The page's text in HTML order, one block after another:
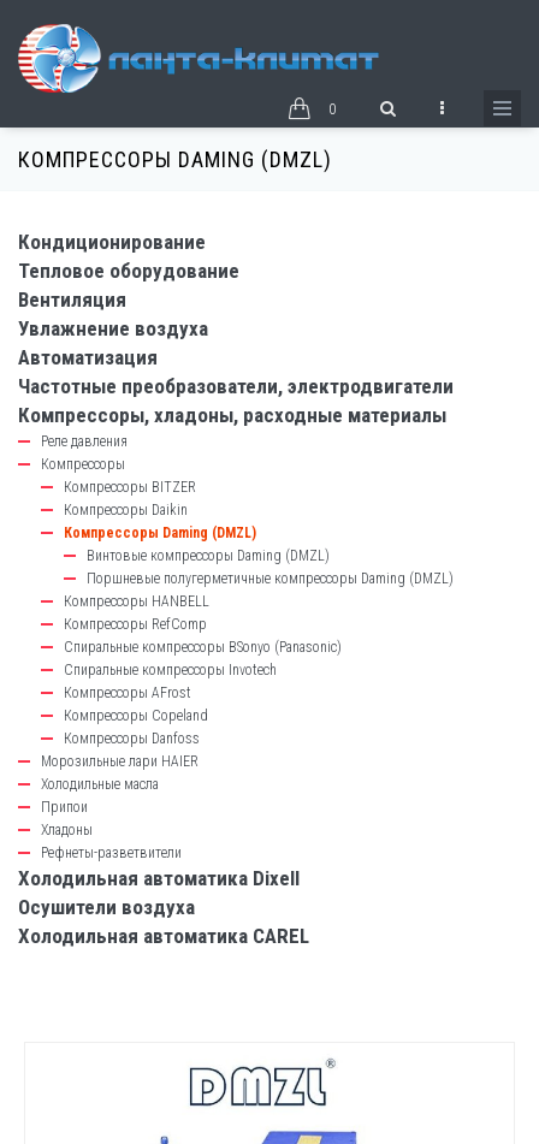
основному
0
КОМПРЕССОРЫ DAMING (DMZL)
catalog-
left-
block
Кондиционирование
Тепловое оборудование
Вентиляция
Увлажнение воздуха
Автоматизация
Частотные преобразователи, электродвигатели
Компрессоры, хладоны, расходные материалы
Реле давления
Компрессоры
Компрессоры BITZER
Компрессоры Daikin
Компрессоры Daming (DMZL)
Винтовые компрессоры Daming (DMZL)
Поршневые полугерметичные компрессоры Daming (DMZL)
Компрессоры HANBELL
Компрессоры RefComp
Спиральные компрессоры BSonyo (Panasonic)
Спиральные компрессоры Invotech
Компрессоры AFrost
Компрессоры Copeland
Компрессоры Danfoss
Морозильные лари HAIER
Холодильные масла
Припои
Хладоны
Рефнеты-разветвители
Холодильная автоматика Dixell
Осушители воздуха
Холодильная автоматика CAREL